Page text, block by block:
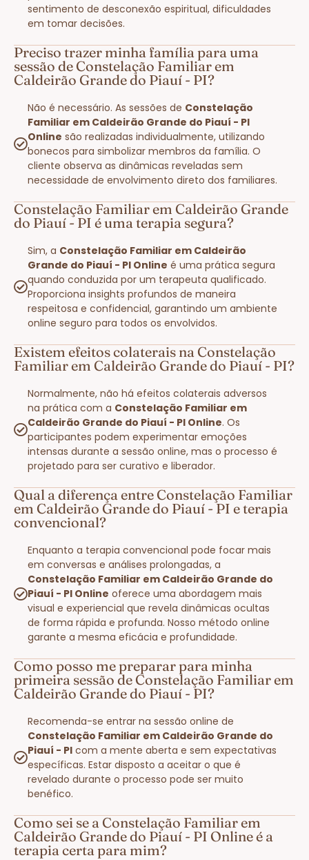
sentimento de desconexão espiritual, dificuldades
em tomar decisões.
Preciso trazer minha família para uma
sessão de Constelação Familiar em
Caldeirão Grande do Piauí - PI?
Não é necessário. As sessões de Constelação
Familiar em Caldeirão Grande do Piauí - PI
Online são realizadas individualmente, utilizando
bonecos para simbolizar membros da família. O
cliente observa as dinâmicas reveladas sem
necessidade de envolvimento direto dos familiares.
Constelação Familiar em Caldeirão Grande
do Piauí - PI é uma terapia segura?
Sim, a Constelação Familiar em Caldeirão
Grande do Piauí - PI Online é uma prática segura
quando conduzida por um terapeuta qualificado.
Proporciona insights profundos de maneira
respeitosa e confidencial, garantindo um ambiente
online seguro para todos os envolvidos.
Existem efeitos colaterais na Constelação
Familiar em Caldeirão Grande do Piauí - PI?
Normalmente, não há efeitos colaterais adversos
na prática com a Constelação Familiar em
Caldeirão Grande do Piauí - PI Online. Os
participantes podem experimentar emoções
intensas durante a sessão online, mas o processo é
projetado para ser curativo e liberador.
Qual a diferença entre Constelação Familiar
em Caldeirão Grande do Piauí - PI e terapia
convencional?
Enquanto a terapia convencional pode focar mais
em conversas e análises prolongadas, a
Constelação Familiar em Caldeirão Grande do
Piauí - PI Online oferece uma abordagem mais
visual e experiencial que revela dinâmicas ocultas
de forma rápida e profunda. Nosso método online
garante a mesma eficácia e profundidade.
Como posso me preparar para minha
primeira sessão de Constelação Familiar em
Caldeirão Grande do Piauí - PI?
Recomenda-se entrar na sessão online de
Constelação Familiar em Caldeirão Grande do
Piauí - PI com a mente aberta e sem expectativas
específicas. Estar disposto a aceitar o que é
revelado durante o processo pode ser muito
benéfico.
Como sei se a Constelação Familiar em
Caldeirão Grande do Piauí - PI Online é a
terapia certa para mim?